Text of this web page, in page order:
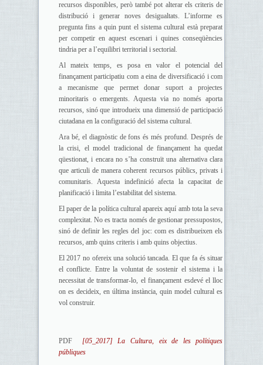
recursos disponibles, però també pot alterar els criteris de
distribució i generar noves desigualtats. L’informe es
pregunta fins a quin punt el sistema cultural està preparat
per competir en aquest escenari i quines conseqüències
tindria per a l’equilibri territorial i sectorial.
Al mateix temps, es posa en valor el potencial del
finançament participatiu com a eina de diversificació i com
a mecanisme que permet donar suport a projectes
minoritaris o emergents. Aquesta via no només aporta
recursos, sinó que introdueix una dimensió de participació
ciutadana en la configuració del sistema cultural.
Ara bé, el diagnòstic de fons és més profund. Després de
la crisi, el model tradicional de finançament ha quedat
qüestionat, i encara no s’ha construït una alternativa clara
que articuli de manera coherent recursos públics, privats i
comunitaris. Aquesta indefinició afecta la capacitat de
planificació i limita l’estabilitat del sistema.
El paper de la política cultural apareix aquí amb tota la seva
complexitat. No es tracta només de gestionar pressupostos,
sinó de definir les regles del joc: com es distribueixen els
recursos, amb quins criteris i amb quins objectius.
El 2017 no ofereix una solució tancada. El que fa és situar
el conflicte. Entre la voluntat de sostenir el sistema i la
necessitat de transformar-lo, el finançament esdevé el lloc
on es decideix, en última instància, quin model cultural es
vol construir.
PDF [05_2017] La Cultura, eix de les polítiques
públiques